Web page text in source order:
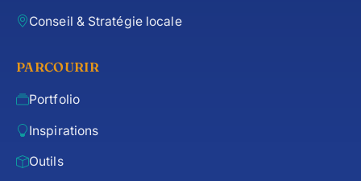
Conseil & Stratégie locale
PARCOURIR
Portfolio
Inspirations
Outils